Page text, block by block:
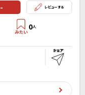
- レビューする
0人